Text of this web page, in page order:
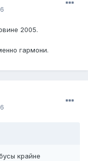
2005.
гармони.
крайне